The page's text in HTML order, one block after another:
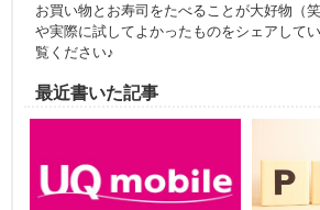
お買い物とお寿司をたべることが大好物（
や実際に試してよかったものをシェアして
覧ください♪
最近書いた記事